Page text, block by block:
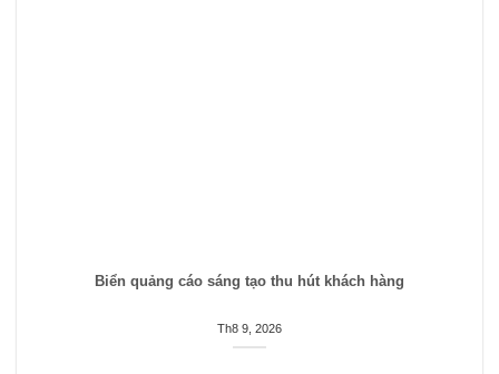
Biển quảng cáo sáng tạo thu hút khách hàng
Th8 9, 2026